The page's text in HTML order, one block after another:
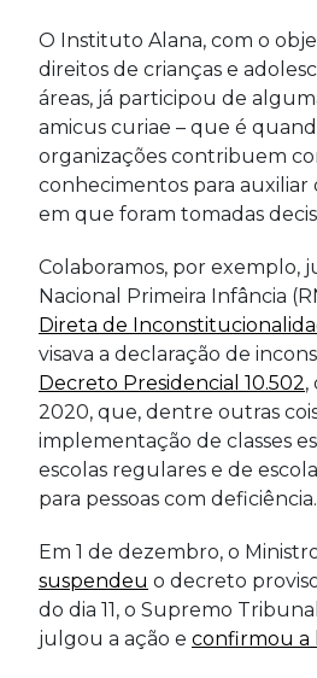
O Instituto Alana, com o
direitos de crianças e
áreas, já participou de
amicus curiae – que é
organizações contribuem
conhecimentos para auxiliar
em que foram tomadas
Colaboramos, por exemplo,
Nacional Primeira Infância
Direta de
visava a declaração de
Decreto Presidencial 10.502,
2020, que, dentre outras
implementação de classes
escolas regulares e de
para pessoas com deficiência.
Em 1 de dezembro, o
suspendeu o decreto
do dia 11, o Supremo
julgou a ação e confirmou a